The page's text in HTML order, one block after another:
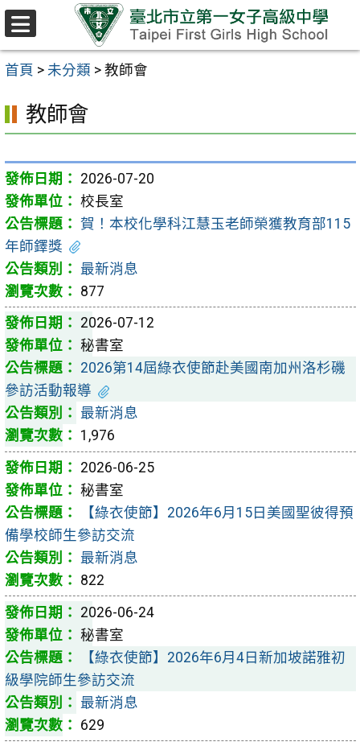
跳至主要內容區
首頁 > 未分類 > 教師會
教師會
2026-07-20
校長室
賀！本校化學科江慧玉老師榮獲教育部115
年師鐸獎
最新消息
877
2026-07-12
秘書室
2026第14屆綠衣使節赴美國南加州洛杉磯
參訪活動報導
最新消息
1,976
2026-06-25
秘書室
【綠衣使節】2026年6月15日美國聖彼得預
備學校師生參訪交流
最新消息
822
2026-06-24
秘書室
【綠衣使節】2026年6月4日新加坡諾雅初
級學院師生參訪交流
最新消息
629
選
單